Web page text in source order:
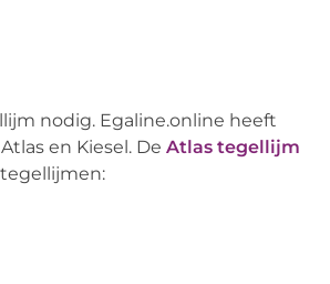
nodig. Egaline.online heeft
en Kiesel. De Atlas tegellijm